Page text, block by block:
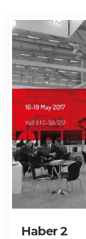
Haber 2